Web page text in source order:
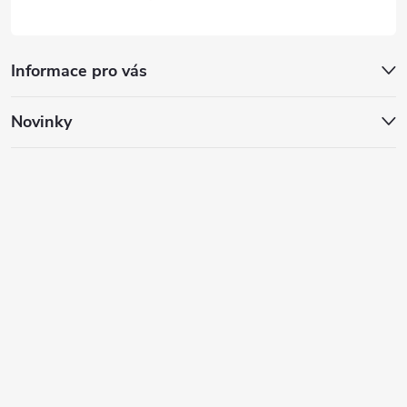
Informace pro vás
Novinky